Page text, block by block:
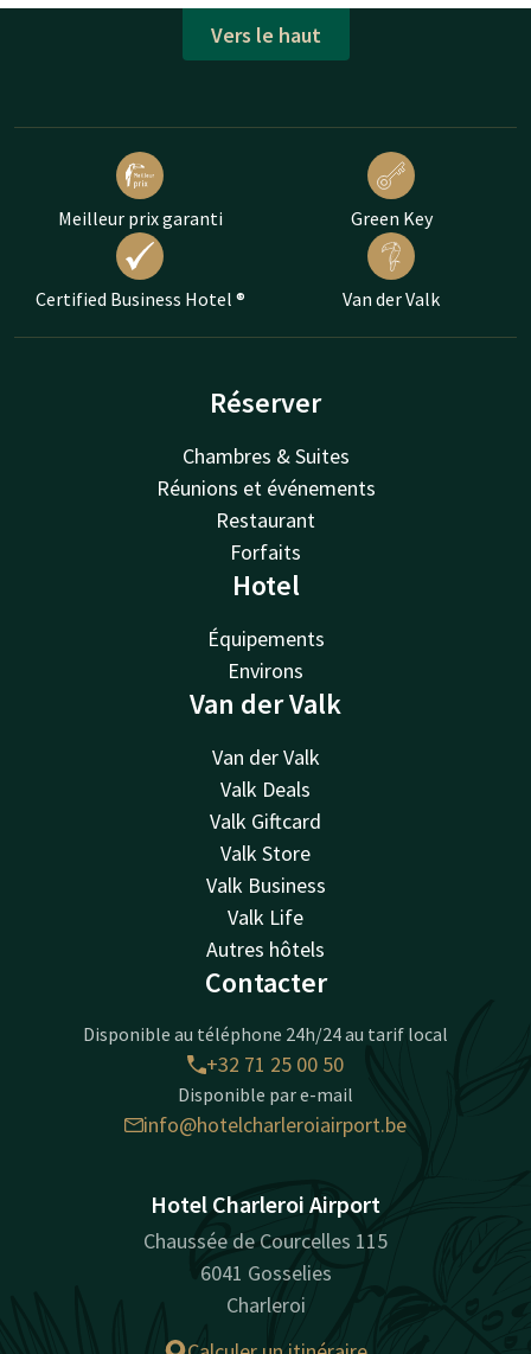
Vers le haut
Meilleur prix garanti Green Key
Certified Business Hotel ® Van der Valk
Réserver
Chambres & Suites
Réunions et événements
Restaurant
Forfaits
Hotel
Équipements
Environs
Van der Valk
Van der Valk
Valk Deals
Valk Giftcard
Valk Store
Valk Business
Valk Life
Autres hôtels
Contacter
Disponible au téléphone 24h/24 au tarif local
+32 71 25 00 50
Disponible par e-mail
info@hotelcharleroiairport.be
Hotel Charleroi Airport
Chaussée de Courcelles 115
6041 Gosselies
Charleroi